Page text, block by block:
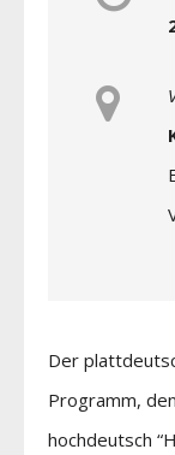
Der
Programm,
hochdeutsch